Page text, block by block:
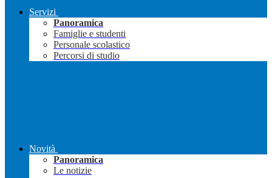
Servizi
Panoramica
Famiglie e studenti
Personale scolastico
Percorsi di studio
Novità
Panoramica
Le notizie